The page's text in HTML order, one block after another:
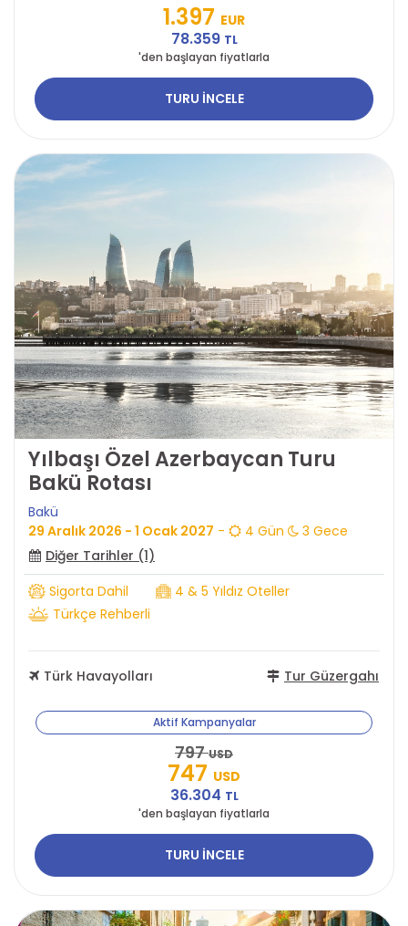
1.397 EUR
78.359 TL
'den başlayan fiyatlarla
TURU İNCELE
Yılbaşı Özel Azerbaycan Turu
Bakü Rotası
Bakü
29 Aralık 2026 - 1 Ocak 2027 - 4 Gün
3 Gece
Diğer Tarihler (1)
Sigorta Dahil
4 & 5 Yıldız Oteller
Türkçe Rehberli
Türk Havayolları Tur Güzergahı
Aktif Kampanyalar
797USD
747 USD
36.304 TL
'den başlayan fiyatlarla
TURU İNCELE